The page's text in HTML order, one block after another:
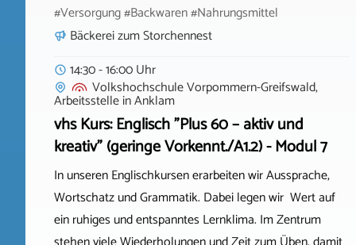
#Versorgung #Backwaren #Nahrungsmittel
Bäckerei zum Storchennest
14:30 - 16:00 Uhr
Volkshochschule Vorpommern-Greifswald,
ArbeitsstelleinAnklam
vhs Kurs: Englisch "Plus 60 – aktiv und
kreativ" (geringe Vorkennt./A1.2) - Modul 7
In unseren Englischkursen erarbeiten wir Aussprache,
Wortschatz und Grammatik. Dabei legen wir Wert auf
ein ruhiges und entspanntes Lernklima. Im Zentrum